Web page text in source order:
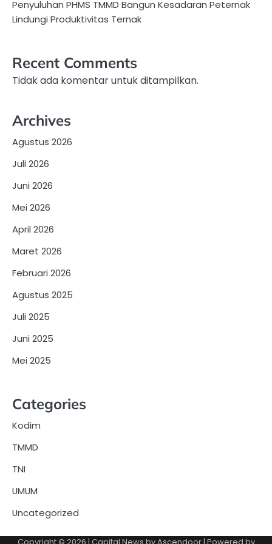
Penyuluhan PHMS TMMD Bangun Kesadaran Peternak
Lindungi Produktivitas Ternak
Recent Comments
Tidak ada komentar untuk ditampilkan.
Archives
Agustus 2026
Juli 2026
Juni 2026
Mei 2026
April 2026
Maret 2026
Februari 2026
Agustus 2025
Juli 2025
Juni 2025
Mei 2025
Categories
Kodim
TMMD
TNI
UMUM
Uncategorized